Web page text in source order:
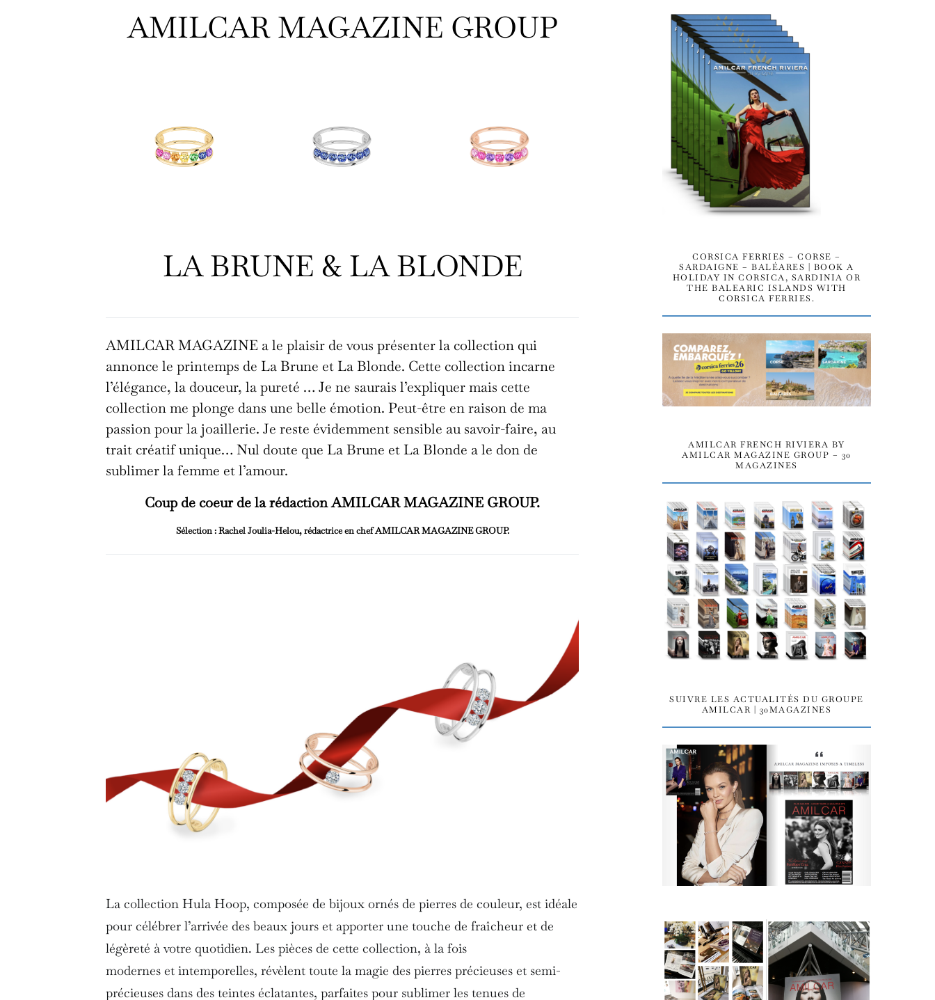
AMILCAR MAGAZINE GROUP
LA BRUNE & LA BLONDE
AMILCAR MAGAZINE a le plaisir de vous présenter la collection qui
annonce le printemps de La Brune et La Blonde. Cette collection incarne
l’élégance, la douceur, la pureté … Je ne saurais l’expliquer mais cette
collection me plonge dans une belle émotion. Peut-être en raison de ma
passion pour la joaillerie. Je reste évidemment sensible au savoir-faire, au
trait créatif unique… Nul doute que La Brune et La Blonde a le don de
sublimer la femme et l’amour.
Coup de coeur de la rédaction AMILCAR MAGAZINE GROUP.
Sélection : Rachel Joulia-Helou, rédactrice en chef AMILCAR MAGAZINE GROUP.
La collection Hula Hoop, composée de bijoux ornés de pierres de couleur, est idéale
pour célébrer l’arrivée des beaux jours et apporter une touche de fraîcheur et de
légèreté à votre quotidien. Les pièces de cette collection, à la fois
modernes et intemporelles, révèlent toute la magie des pierres précieuses et semi-
précieuses dans des teintes éclatantes, parfaites pour sublimer les tenues de
CORSICA FERRIES – CORSE –
SARDAIGNE – BALÉARES | BOOK A
HOLIDAY IN CORSICA, SARDINIA OR
THE BALEARIC ISLANDS WITH
CORSICA FERRIES.
AMILCAR FRENCH RIVIERA BY
AMILCAR MAGAZINE GROUP – 30
MAGAZINES
SUIVRE LES ACTUALITÉS DU GROUPE
AMILCAR | 30MAGAZINES